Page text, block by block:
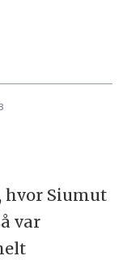
Siumut
var